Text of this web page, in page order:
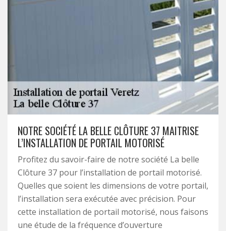
NOTRE SOCIÉTÉ LA BELLE CLÔTURE 37 MAITRISE
L’INSTALLATION DE PORTAIL MOTORISÉ
Profitez du savoir-faire de notre société La belle
Clôture 37 pour l’installation de portail motorisé.
Quelles que soient les dimensions de votre portail,
l’installation sera exécutée avec précision. Pour
cette installation de portail motorisé, nous faisons
une étude de la fréquence d’ouverture